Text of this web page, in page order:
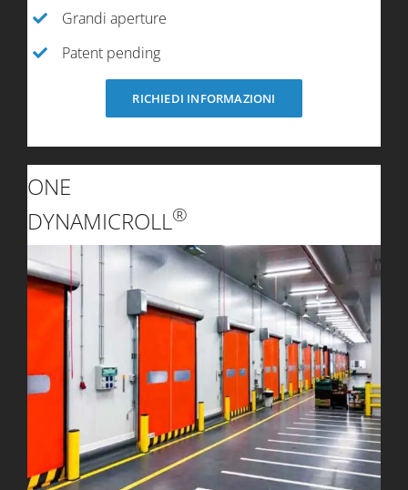
Grandi aperture
Patent pending
RICHIEDI INFORMAZIONI
ONE
DYNAMICROLL®